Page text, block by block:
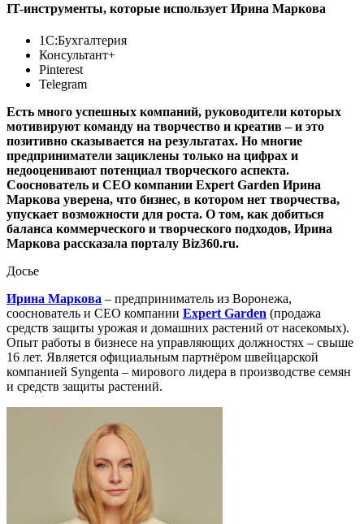
IT-инструменты, которые использует Ирина Маркова
1С:Бухгалтерия
Консультант+
Pinterest
Telegram
Есть много успешных компаний, руководители которых
мотивируют команду на творчество и креатив – и это
позитивно сказывается на результатах. Но многие
предприниматели зациклены только на цифрах и
недооценивают потенциал творческого аспекта.
Сооснователь и CEO компании Expert Garden Ирина
Маркова уверена, что бизнес, в котором нет творчества,
упускает возможности для роста. О том, как добиться
баланса коммерческого и творческого подходов, Ирина
Маркова рассказала порталу Biz360.ru.
Досье
Ирина Маркова – предприниматель из Воронежа,
сооснователь и CEO компании Expert Garden (продажа
средств защиты урожая и домашних растений от насекомых).
Опыт работы в бизнесе на управляющих должностях – свыше
16 лет. Является официальным партнёром швейцарской
компанией Syngenta – мирового лидера в производстве семян
и средств защиты растений.